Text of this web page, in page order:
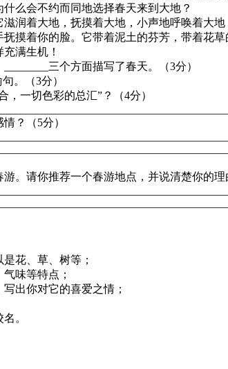
么会不约而同地选择春天来到大地？
润着大地，抚摸着大地，小声地呼唤着大
摸着你的脸。它带着泥土的芬芳，带着花草
满生机！
________三个方面描写了春天。（3分）
喻句。（3分）
合，一切色彩的总汇”？（4分）
感情？（5分）
。请你推荐一个春游地点，并说清楚你的
是花、草、树等；
、气味等特点；
写出你对它的喜爱之情；
校名。